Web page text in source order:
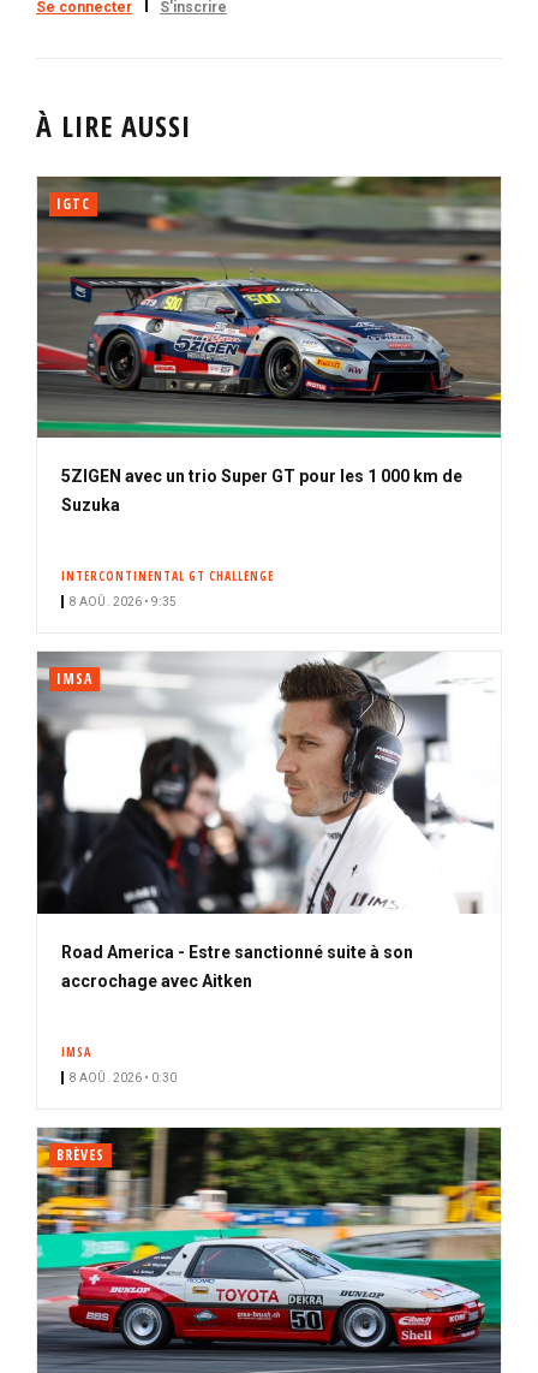
Se connecter S'inscrire
À LIRE AUSSI
IGTC
5ZIGEN avec un trio Super GT pour les 1 000 km de
Suzuka
INTERCONTINENTAL GT CHALLENGE
8 AOÛ. 2026 • 9:35
IMSA
Road America - Estre sanctionné suite à son
accrochage avec Aitken
IMSA
8 AOÛ. 2026 • 0:30
BRÈVES